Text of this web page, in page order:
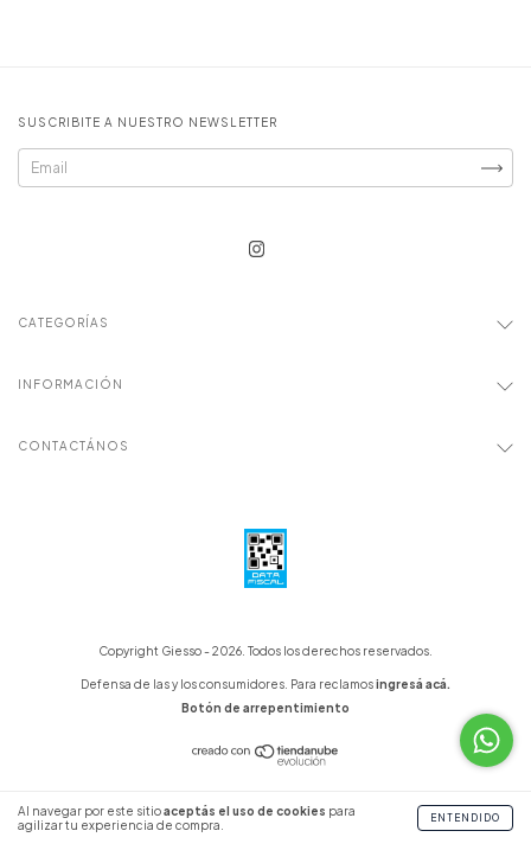
Al navegar por este sitioaceptás el uso de cookies para
agilizar tu experiencia de compra.
ENTENDIDO
SUSCRIBITE A NUESTRO NEWSLETTER
CATEGORÍAS
INFORMACIÓN
CONTACTÁNOS
Copyright Giesso - 2026. Todos los derechos reservados.
Defensa de las y los consumidores. Para reclamosingresá acá.
Botón de arrepentimiento